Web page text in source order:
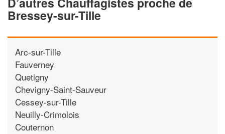
Bressey-sur-Tille
Arc-sur-Tille
Fauverney
Quetigny
Chevigny-Saint-Sauveur
Cessey-sur-Tille
Neuilly-Crimolois
Couternon